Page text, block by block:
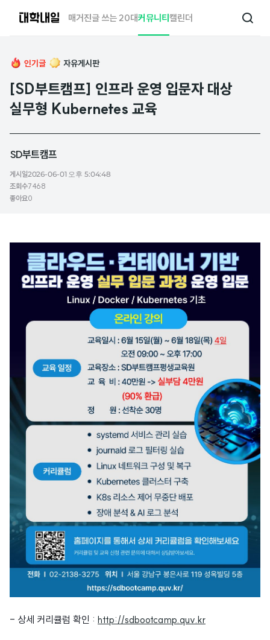
매거진글 쓰는 20대커뮤니티캘린더
검
인기글 자유게시판
[SD부트캠프] 인프라 운영 입문자 대상
실무형 Kubernetes 교육
SD부트캠프
게시일2026-06-01 오후 5:04:48
조회수7468
좋아요0
- 상세 커리큘럼 확인 : http://sdbootcamp.quv.kr